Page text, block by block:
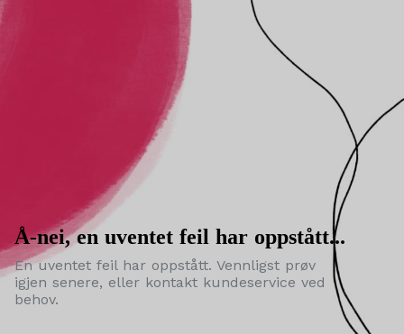
Å-nei, en uventet feil har oppstått...
En uventet feil har oppstått. Vennligst prøv
igjen senere, eller kontakt kundeservice ved
behov.